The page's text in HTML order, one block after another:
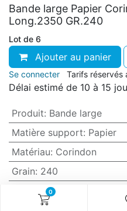
0
Bande large Papier
Long.2350 GR.240
Lot de 6
Ajouter au panier
Se connecter Tarifs réservés
Délai estimé de 10 à 15
Produit: Bande large
Matière support: Papier
Matériau: Corindon
Grain: 240
Anti-encrassement
Non